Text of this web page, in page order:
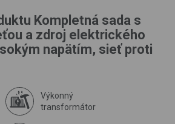
Kompletná sada s
a zdroj elektrického
napätím, sieť proti
Výkonný
transformátor